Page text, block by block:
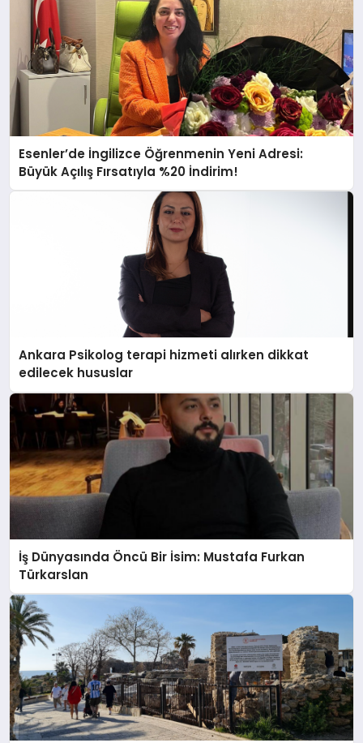
Esenler’de İngilizce Öğrenmenin Yeni Adresi:
Büyük Açılış Fırsatıyla %20 İndirim!
Ankara Psikolog terapi hizmeti alırken dikkat
edilecek hususlar
İş Dünyasında Öncü Bir İsim: Mustafa Furkan
Türkarslan